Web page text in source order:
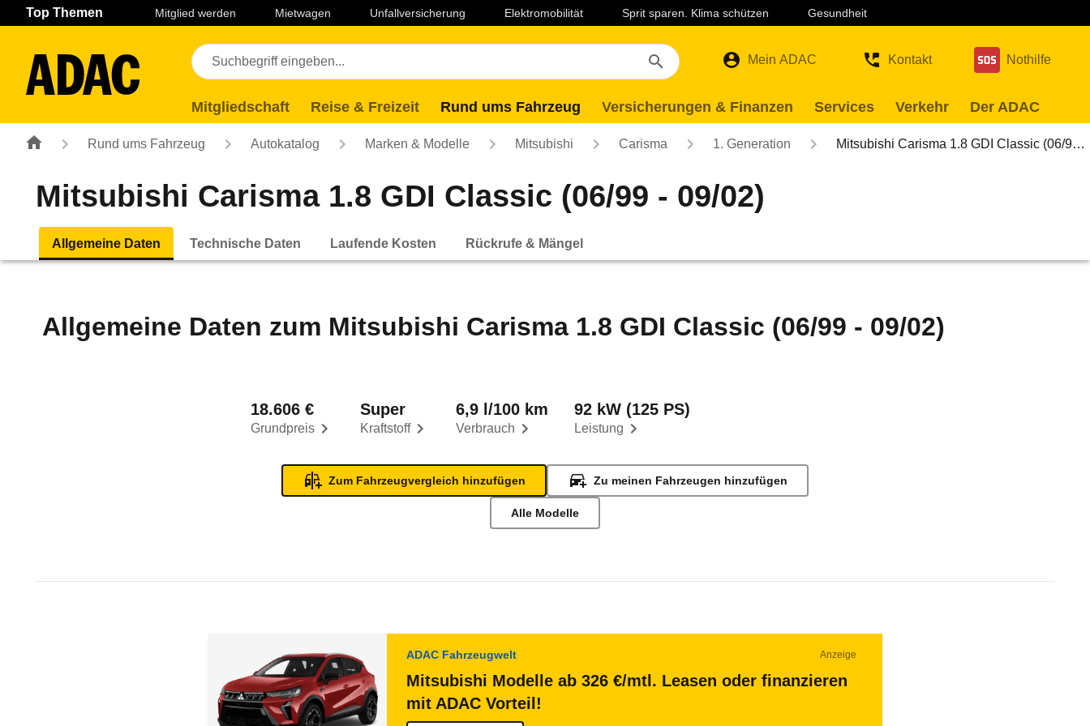
Navigation Seiteninhalt Fußzeile
Top Themen Mitglied werden Mietwagen Unfallversicherung Elektromobilität Sprit sparen. Klima schützen Gesundheit
Mein ADAC Kontakt Nothilfe
Mitgliedschaft Reise & Freizeit Rund ums Fahrzeug Versicherungen & Finanzen Services Verkehr Der ADAC
Rund ums Fahrzeug Autokatalog Marken & Modelle Mitsubishi Carisma 1. Generation Mitsubishi Carisma 1.8 GDI Classic (06/9…
Mitsubishi Carisma 1.8 GDI Classic (06/99 - 09/02)
Allgemeine Daten Technische Daten Laufende Kosten Rückrufe & Mängel
Allgemeine Daten zum Mitsubishi Carisma 1.8 GDI Classic (06/99 - 09/02)
Grundpreis
18.606 €
Kraftstoff
Super
Verbrauch
6,9 l/100 km
Leistung
92 kW (125 PS)
Zum Fahrzeugvergleich hinzufügen Zu meinen Fahrzeugen hinzufügen
Alle Modelle
ADAC Fahrzeugwelt Anzeige
Mitsubishi Modelle ab 326 €/mtl. Leasen oder finanzieren
mit ADAC Vorteil!